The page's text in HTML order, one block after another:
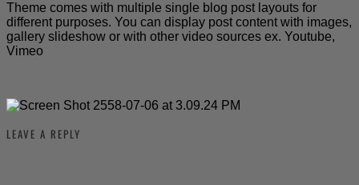
Theme comes with multiple single blog post layouts for
different purposes. You can display post content with images,
gallery slideshow or with other video sources ex. Youtube,
Vimeo
LEAVE A REPLY